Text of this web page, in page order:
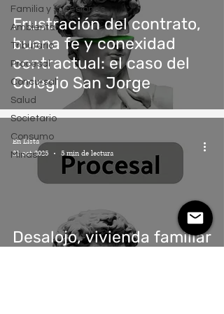
Familia y sucesiones
Ambiental
Tributario
Procesal
Concursal
Salud
Societario
Consumo
Minas
Frustración del contrato,
buena fe y conexidad
contractual: el caso del
Colegio San Jorge
Desalojo, vivienda familiar
En Lista
21 oct 2025
5 min de lectura